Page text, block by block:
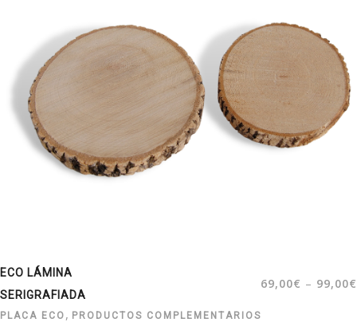
ECO LÁMINA
SERIGRAFIADA
69,00€ – 99,00€
PLACA ECO , PRODUCTOS COMPLEMENTARIOS